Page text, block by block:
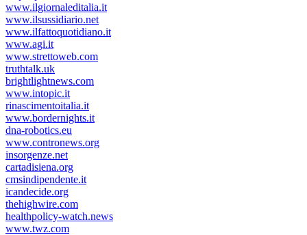
www.ilgiornaleditalia.it
www.ilsussidiario.net
www.ilfattoquotidiano.it
www.agi.it
www.strettoweb.com
truthtalk.uk
brightlightnews.com
www.intopic.it
rinascimentoitalia.it
www.bordernights.it
dna-robotics.eu
www.contronews.org
insorgenze.net
cartadisiena.org
cmsindipendente.it
icandecide.org
thehighwire.com
healthpolicy-watch.news
www.twz.com